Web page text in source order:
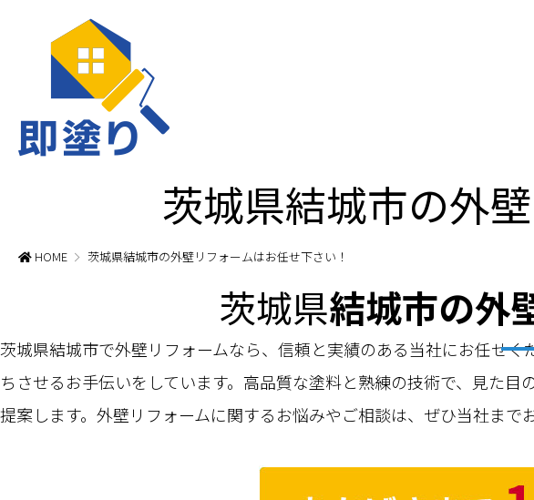
茨城県結城市の外
HOME 茨城県結城市の外壁リフォームはお任せ下さい！
茨城県結城市の外
茨城県結城市で外壁リフォームなら、信頼と実績のある当社にお任せ
ちさせるお手伝いをしています。高品質な塗料と熟練の技術で、見た
提案します。外壁リフォームに関するお悩みやご相談は、ぜひ当社まで